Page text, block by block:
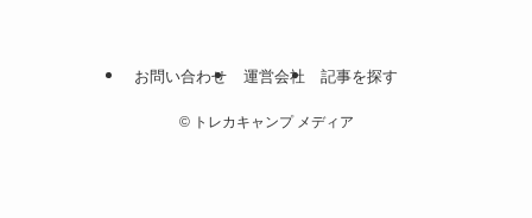
お問い合わせ 運営会社 記事を探す
©トレカキャンプ メディア